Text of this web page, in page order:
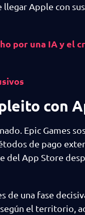
Apple con
por una IA y el
con
Epic Games
de pago
del App Store
de una fase
el territorio,